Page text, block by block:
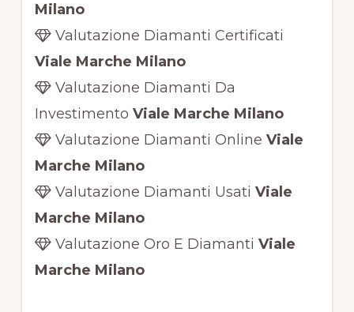
Milano
Valutazione Diamanti Certificati
Viale Marche Milano
Valutazione Diamanti Da
Investimento Viale Marche Milano
Valutazione Diamanti Online Viale
Marche Milano
Valutazione Diamanti Usati Viale
Marche Milano
Valutazione Oro E Diamanti Viale
Marche Milano